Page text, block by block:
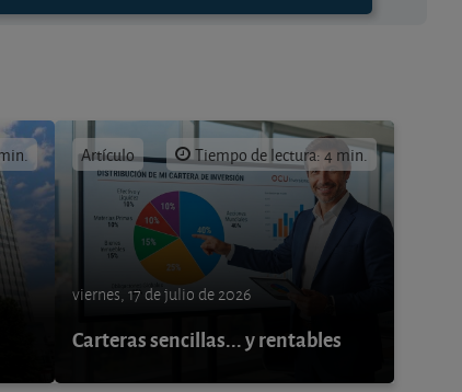
Artículo Tiempo de lectura: 4 min.
viernes, 17 de julio de 2026
Carteras sencillas... y rentables